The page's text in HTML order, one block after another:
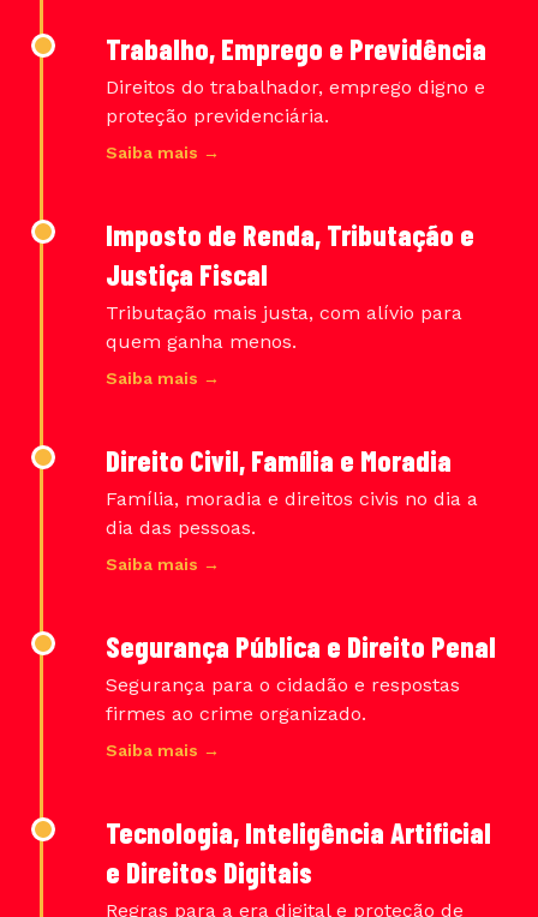
Trabalho, Emprego e Previdência
Direitos do trabalhador, emprego digno e
proteção previdenciária.
Saiba mais →
Imposto de Renda, Tributação e
Justiça Fiscal
Tributação mais justa, com alívio para
quem ganha menos.
Saiba mais →
Direito Civil, Família e Moradia
Família, moradia e direitos civis no dia a
dia das pessoas.
Saiba mais →
Segurança Pública e Direito Penal
Segurança para o cidadão e respostas
firmes ao crime organizado.
Saiba mais →
Tecnologia, Inteligência Artificial
e Direitos Digitais
Regras para a era digital e proteção de